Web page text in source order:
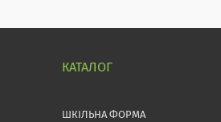
КАТАЛОГ
ШКІЛЬНА ФОРМА